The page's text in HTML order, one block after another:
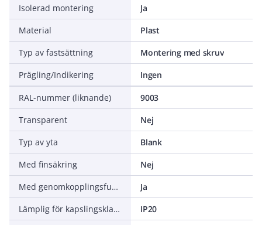
Isolerad montering
Ja
Material
Plast
Typ av fastsättning
Montering med skruv
Prägling/Indikering
Ingen
RAL-nummer (liknande)
9003
Transparent
Nej
Typ av yta
Blank
Med finsäkring
Nej
Med genomkopplingsfunktion
Ja
Lämplig för kapslingsklass (IP)
IP20